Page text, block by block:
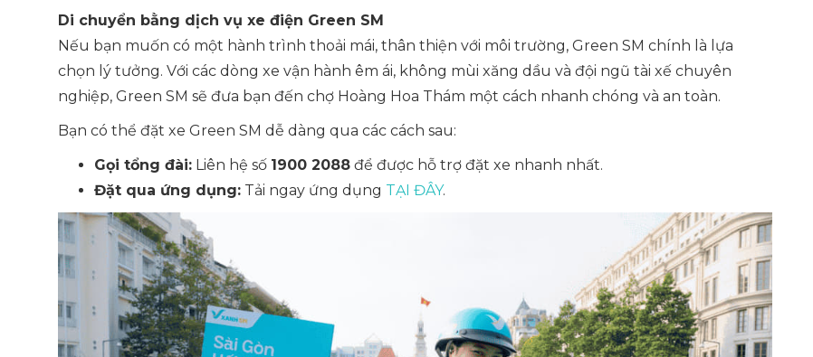
Di chuyển bằng dịch vụ xe điện Green SM
Nếu bạn muốn có một hành trình thoải mái, thân thiện với môi trường, Green SM chính là lựa
chọn lý tưởng. Với các dòng xe vận hành êm ái, không mùi xăng dầu và đội ngũ tài xế chuyên
nghiệp, Green SM sẽ đưa bạn đến chợ Hoàng Hoa Thám một cách nhanh chóng và an toàn.
Bạn có thể đặt xe Green SM dễ dàng qua các cách sau:
Gọi tổng đài: Liên hệ số 1900 2088 để được hỗ trợ đặt xe nhanh nhất.
Đặt qua ứng dụng: Tải ngay ứng dụng TẠI ĐÂY.